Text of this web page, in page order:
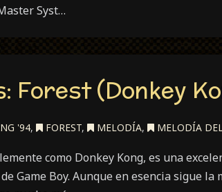
Syst…
Forest (Donkey
'94, FOREST, MELODÍA, MELODÍA
como Donkey Kong, es una
Game Boy. Aunque en esencia sigue la